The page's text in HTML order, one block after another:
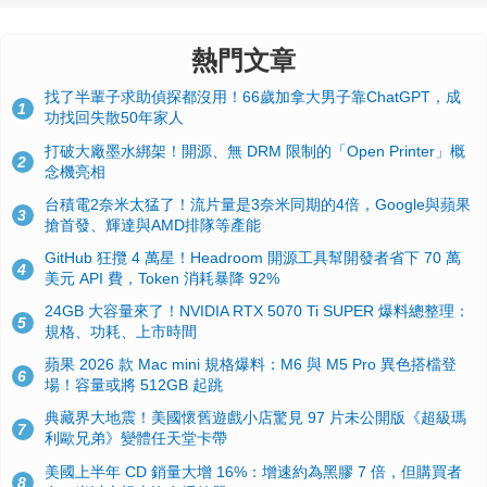
熱門文章
1
找了半輩子求助偵探都沒用！66歲加拿大男子靠ChatGPT，成
功找回失散50年家人
2
打破大廠墨水綁架！開源、無 DRM 限制的「Open Printer」概
念機亮相
3
台積電2奈米太猛了！流片量是3奈米同期的4倍，Google與蘋果
搶首發、輝達與AMD排隊等產能
4
GitHub 狂攬 4 萬星！Headroom 開源工具幫開發者省下 70 萬
美元 API 費，Token 消耗暴降 92%
5
24GB 大容量來了！NVIDIA RTX 5070 Ti SUPER 爆料總整理：
規格、功耗、上市時間
6
蘋果 2026 款 Mac mini 規格爆料：M6 與 M5 Pro 異色搭檔登
場！容量或將 512GB 起跳
7
典藏界大地震！美國懷舊遊戲小店驚見 97 片未公開版《超級瑪
利歐兄弟》變體任天堂卡帶
8
美國上半年 CD 銷量大增 16%：增速約為黑膠 7 倍，但購買者